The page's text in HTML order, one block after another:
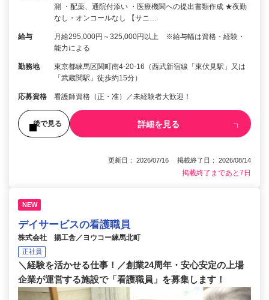
測 ・配薬、通院付添い ・医療機関への提出書類作成 ★夜勤
なし・オンコールなし 【サニ…
給与
月給295,000円～325,000円以上 ※給与幅は資格・経験・
能力による
勤務地
東京都練馬区関町南4-20-16（西武新宿線「東伏見駅」又は
「武蔵関駅」徒歩約15分）
応募資格 看護師資格（正・准）／未経験者大歓迎！
後で見る 詳細を見る
更新日： 2026/07/16 掲載終了日： 2026/08/14
掲載終了まであと7日
NEW
デイサービスの看護職員
株式会社 揚工舎／ヨウコー練馬北町
正社員
＼経験を活かせる仕事！／創業24周年・安心安定の上場
企業が運営する施設で「看護職員」を募集します！